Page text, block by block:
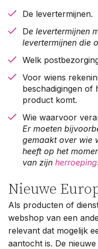
De levertermijnen.
De levertermijnen
levertermijnen die
Welk
Voor wiens
beschadigingen of
product komt.
Wie waarvoor
Er moeten
gemaakt over wie
heeft op het
van zijn
Nieuwe
Als producten of
webshop van een
relevant dat mogelijk
aantocht is. De